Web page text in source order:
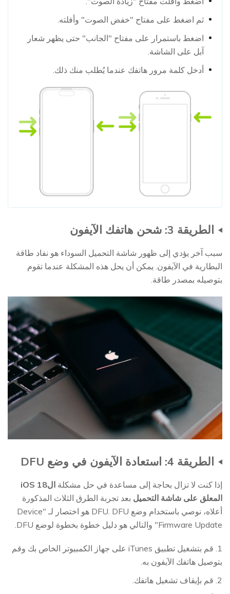
ثم اضغط على مفتاح "خفض الصوت" وأفلته.
اضغط باستمرار على مفتاح "الجانب" حتى يظهر شعار
آبل على الشاشة.
أدخل كلمة مرور هاتفك عندما يُطلب منك ذلك.
الطريقة 3: شحن هاتفك الآيفون
سبب آخر يؤدي إلى ظهور شاشة التحميل السوداء هو نفاد طاقة
البطارية في الآيفون. يمكن أن يحل هذه المشكلة عندما تقوم
بتوصيله بمصدر طاقة.
الطريقة 4: استعادة الآيفون في وضع DFU
إذا كنت لا تزال بحاجة إلى مساعدة في حل مشكلة
الiOS 18
المعلق على شاشة التحميل بعد تجربة الطرق الثلاث المذكورة
أعلاه، نوصي باستخدام وضع DFU. DFU هو اختصار لـ "Device
Firmware Update" والتالي هو دليل خطوة بخطوة لوضع DFU.
1. قم بتشغيل تطبيق iTunes على جهاز الكمبيوتر الخاص بك وقم
بتوصيل هاتفك الآيفون به.
2. قم بإيقاف تشغيل هاتفك.